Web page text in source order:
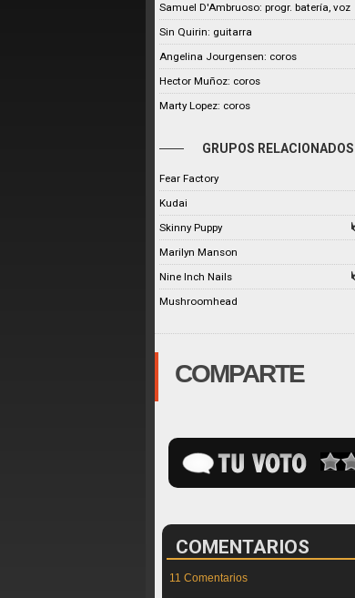
Samuel D'Ambruoso: progr. batería, voz
Sin Quirin: guitarra
Angelina Jourgensen: coros
Hector Muñoz: coros
Marty Lopez: coros
GRUPOS RELACIONADOS
Fear Factory
Kudai
Skinny Puppy
Marilyn Manson
Nine Inch Nails
Mushroomhead
COMPARTE
COMENTARIOS
11 Comentarios